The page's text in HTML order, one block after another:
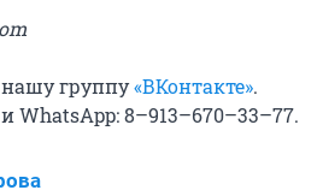
группу«ВКонтакте».
8–913–670–33–77.